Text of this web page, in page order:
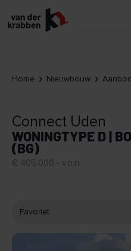
Home Nieuwbouw
Connect Uden
WONINGTYPE D |
(BG)
€ 405.000,- v.o.n.
Favoriet